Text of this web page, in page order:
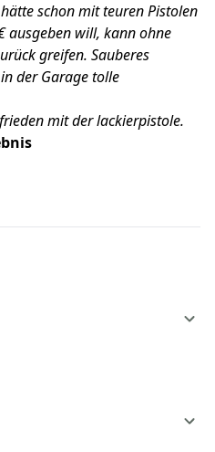
schon mit teuren Pistolen
ausgeben will, kann ohne
greifen. Sauberes
der Garage tolle
mit der lackierpistole.